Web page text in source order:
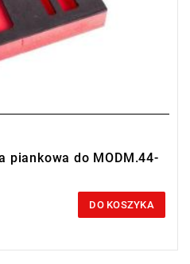
piankowa do MODM.44-
DO KOSZYKA